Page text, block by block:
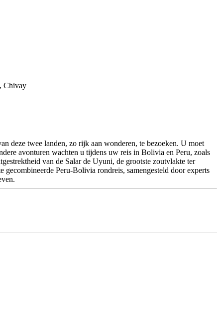
deze twee landen, zo rijk aan wonderen, te bezoeken. U moet
avonturen wachten u tijdens uw reis in Bolivia en Peru, zoals
van de Salar de Uyuni, de grootste zoutvlakte ter
Peru-Bolivia rondreis, samengesteld door experts